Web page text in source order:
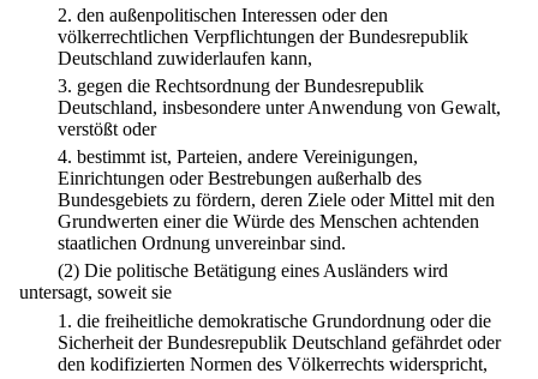
2. den außenpolitischen Interessen oder den
völkerrechtlichen Verpflichtungen der Bundesrepublik
Deutschland zuwiderlaufen kann,
3. gegen die Rechtsordnung der Bundesrepublik
Deutschland, insbesondere unter Anwendung von Gewalt,
verstößt oder
4. bestimmt ist, Parteien, andere Vereinigungen,
Einrichtungen oder Bestrebungen außerhalb des
Bundesgebiets zu fördern, deren Ziele oder Mittel mit den
Grundwerten einer die Würde des Menschen achtenden
staatlichen Ordnung unvereinbar sind.
(2) Die politische Betätigung eines Ausländers wird
untersagt, soweit sie
1. die freiheitliche demokratische Grundordnung oder die
Sicherheit der Bundesrepublik Deutschland gefährdet oder
den kodifizierten Normen des Völkerrechts widerspricht,